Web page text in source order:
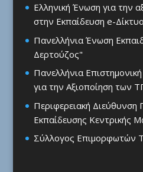
Ελληνική Ένωση για την
στην Εκπαίδευση e-
Πανελλήνια Ένωση
Δερτούζος"
Πανελλήνια
για την Αξιοποίηση των
Περιφερειακή
Εκπαίδευσης Κεντρικής
Σύλλογος Επιμορφωτών